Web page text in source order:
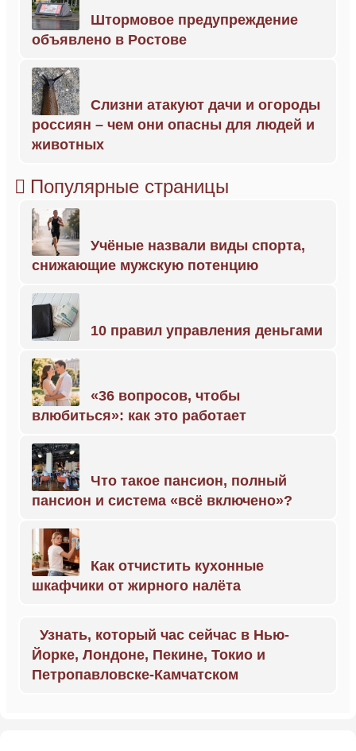
Штормовое предупреждение
объявлено в Ростове
Слизни атакуют дачи и огороды
россиян – чем они опасны для людей и
животных
Популярные страницы
Учёные назвали виды спорта,
снижающие мужскую потенцию
10 правил управления деньгами
«36 вопросов, чтобы
влюбиться»: как это работает
Что такое пансион, полный
пансион и система «всё включено»?
Как отчистить кухонные
шкафчики от жирного налёта
Узнать, который час сейчас в Нью-
Йорке, Лондоне, Пекине, Токио и
Петропавловске-Камчатском